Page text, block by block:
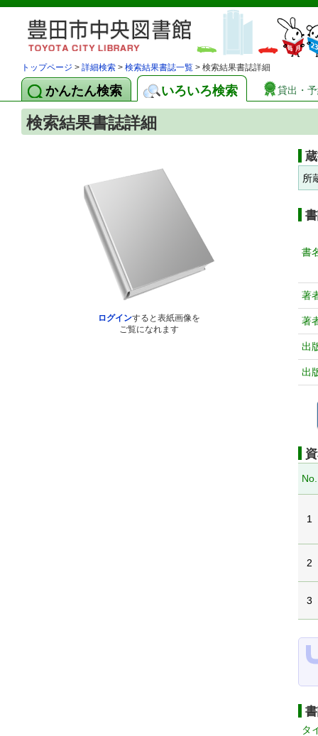
トップページ > 詳細検索 > 検索結果書誌一覧 > 検索結果書誌詳細
かんたん検索 いろいろ検索 貸出・
検索結果書誌詳細
ログインすると表紙画像を
ご覧になれます
所
書
著
著
出
出
No.
1
2
3
タ